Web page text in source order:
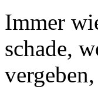
Immer
schade,